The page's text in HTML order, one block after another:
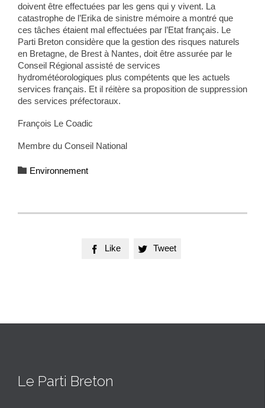
doivent être effectuées par les gens qui y vivent. La
catastrophe de l’Erika de sinistre mémoire a montré que
ces tâches étaient mal effectuées par l’Etat français. Le
Parti Breton considère que la gestion des risques naturels
en Bretagne, de Brest à Nantes, doit être assurée par le
Conseil Régional assisté de services
hydrométéorologiques plus compétents que les actuels
services français. Et il réitère sa proposition de suppression
des services préfectoraux.
François Le Coadic
Membre du Conseil National
 Category
Environnement
 Like  Tweet
Le Parti Breton